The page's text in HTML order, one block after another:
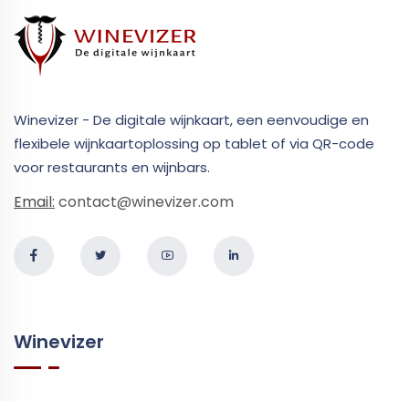
Winevizer - De digitale wijnkaart, een eenvoudige en
flexibele wijnkaartoplossing op tablet of via QR-code
voor restaurants en wijnbars.
Email: contact@winevizer.com
Winevizer